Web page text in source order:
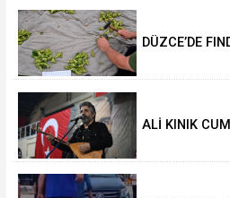
DÜZCE’DE
ALİ KINIK